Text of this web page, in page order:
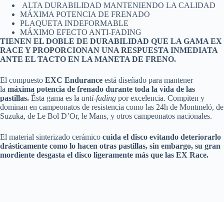
ALTA DURABILIDAD MANTENIENDO LA CALIDAD
MÁXIMA POTENCIA DE FRENADO
PLAQUETA INDEFORMABLE
MÁXIMO EFECTO ANTI-FADING
TIENEN EL DOBLE DE DURABILIDAD QUE LA GAMA EX
RACE Y PROPORCIONAN UNA RESPUESTA INMEDIATA
ANTE EL TACTO EN LA MANETA DE FRENO.
El compuesto EXC Endurance está diseñado para mantener
la máxima potencia de frenado durante toda la vida de las
pastillas. Ésta gama es la anti-fading por excelencia. Compiten y
dominan en campeonatos de resistencia como las 24h de Montmeló, de
Suzuka, de Le Bol D’Or, le Mans, y otros campeonatos nacionales.
El material sinterizado cerámico cuida el disco evitando deteriorarlo
drásticamente como lo hacen otras pastillas, sin embargo, su gran
mordiente desgasta el disco ligeramente más que las EX Race.